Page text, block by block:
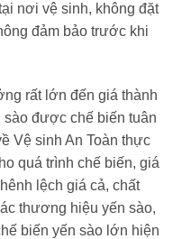
nơi vệ sinh, không đặt
đảm bảo trước khi
rất lớn đến giá thành
được chế biến tuân
Vệ sinh An Toàn thực
quá trình chế biến, giá
lệch giá cả, chất
thương hiệu yến sào,
biến yến sào lớn hiện